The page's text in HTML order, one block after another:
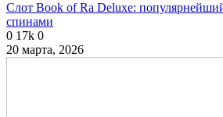
Слот Book of Ra Deluxe:
спинами
0 17k 0
20 марта, 2026